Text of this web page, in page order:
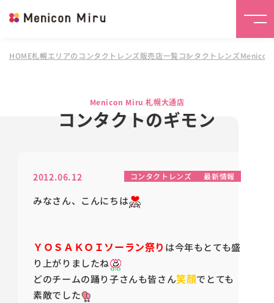
HOME札幌エリアのコンタクトレンズ販売店一覧コンタクトレンズ
Menicon Miru 札幌大通店
コンタクトのギモン
2012.06.12 コンタクトレンズ 最新情報
みなさん、こんにちは
ＹＯＳＡＫＯＩソーラン祭り は今年もとても盛
り上がりましたね
どのチームの踊り子さんも皆さん笑顔でとても
素敵でした